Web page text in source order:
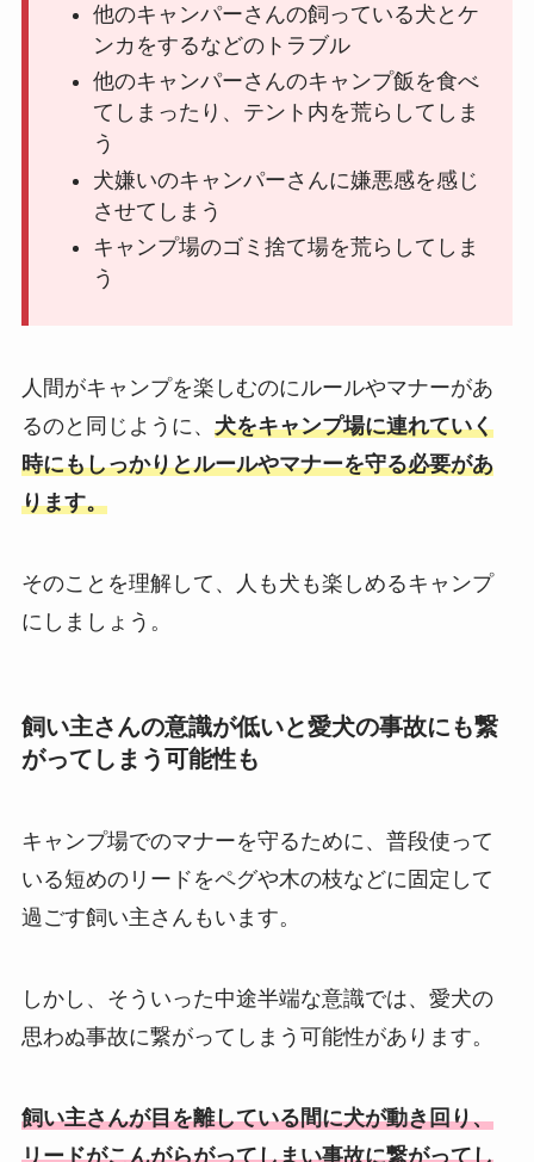
他のキャンパーさんの飼っている犬とケ
ンカをするなどのトラブル
他のキャンパーさんのキャンプ飯を食べ
てしまったり、テント内を荒らしてしま
う
犬嫌いのキャンパーさんに嫌悪感を感じ
させてしまう
キャンプ場のゴミ捨て場を荒らしてしま
う
人間がキャンプを楽しむのにルールやマナーがあ
るのと同じように、 犬をキャンプ場に連れていく
時にもしっかりとルールやマナーを守る必要があ
ります。
そのことを理解して、人も犬も楽しめるキャンプ
にしましょう。
飼い主さんの意識が低いと愛犬の事故にも繋
がってしまう可能性も
キャンプ場でのマナーを守るために、普段使って
いる短めのリードをペグや木の枝などに固定して
過ごす飼い主さんもいます。
しかし、そういった中途半端な意識では、愛犬の
思わぬ事故に繋がってしまう可能性があります。
飼い主さんが目を離している間に犬が動き回り、
リードがこんがらがってしまい事故に繋がってし